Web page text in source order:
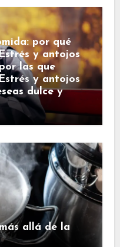
por qué
y antojos
las que
y antojos
dulce y
allá de la